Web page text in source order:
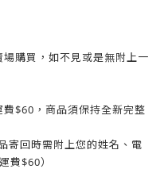
購買，如不見或是無附上一
$60，商品須保持全新完整
寄回時需附上您的姓名、電
費$60）